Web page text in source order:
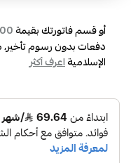
مستويات الحرارة:
وظيفة الضبط المسبق:
خاصية ديفروست سريع:
الطاقة:900 واط
السخان الداخلي:متوفر
ابعاد المنتج:60x40 سم
أو قسم فاتورتك بقيمة
دفعات بدون رسوم
الإسلاميةاعرف أكثر